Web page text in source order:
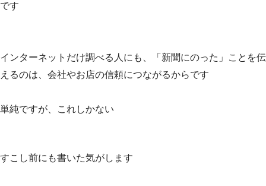
です
インターネットだけ調べる人にも、「新聞にのった」ことを伝
えるのは、会社やお店の信頼につながるからです
単純ですが、これしかない
すこし前にも書いた気がします